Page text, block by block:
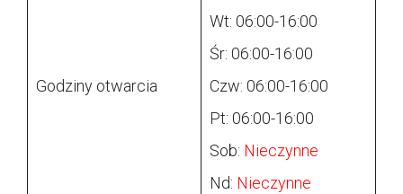
Godziny otwarcia
Wt: 06:00-16:00
Śr: 06:00-16:00
Czw: 06:00-16:00
Pt: 06:00-16:00
Sob: Nieczynne
Nd: Nieczynne